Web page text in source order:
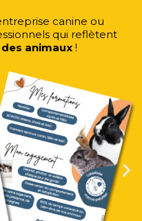
canine ou
qui reflètent
animaux !